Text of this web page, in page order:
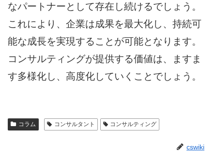
なパートナーとして存在し続けるでしょう。
これにより、企業は成果を最大化し、持続可
能な成長を実現することが可能となります。
コンサルティングが提供する価値は、ますま
す多様化し、高度化していくことでしょう。
コラム コンサルタント コンサルティング
cswiki